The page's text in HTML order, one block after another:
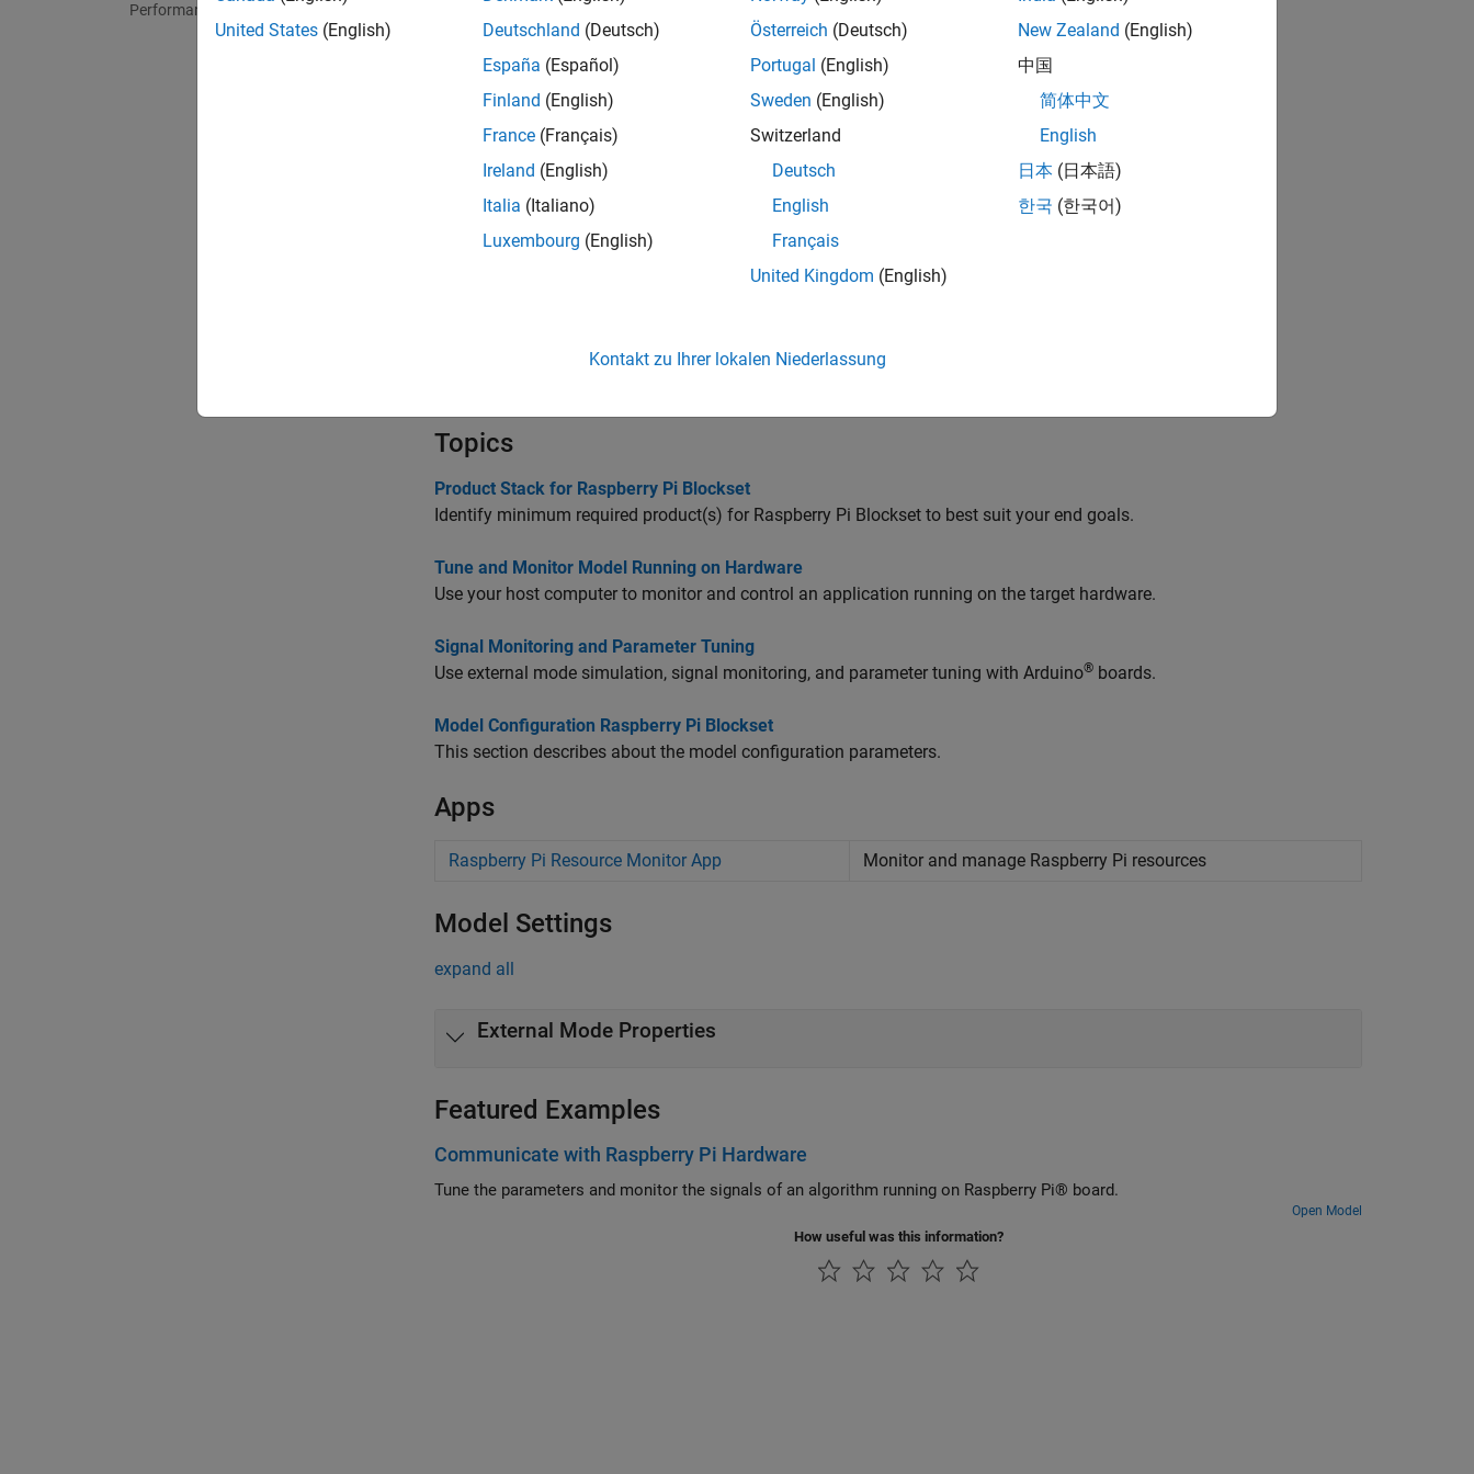
Performance
Topics
Product Stack for Raspberry Pi Blockset
Identify minimum required product(s) for Raspberry Pi Blockset to best suit your end goals.
Tune and Monitor Model Running on Hardware
Use your host computer to monitor and control an application running on the target hardware.
Signal Monitoring and Parameter Tuning
Use external mode simulation, signal monitoring, and parameter tuning with Arduino® boards.
Model Configuration Raspberry Pi Blockset
This section describes about the model configuration parameters.
Apps
Raspberry Pi Resource Monitor App Monitor and manage Raspberry Pi resources
Model Settings
expand all
External Mode Properties
Featured Examples
Communicate with Raspberry Pi Hardware
Tune the parameters and monitor the signals of an algorithm running on Raspberry Pi® board.
Open Model
How useful was this information?
United States (English)
Deutschland (Deutsch)
España (Español)
Finland (English)
France (Français)
Ireland (English)
Italia (Italiano)
Luxembourg (English)
Österreich (Deutsch)
Portugal (English)
Sweden (English)
Switzerland
Deutsch
English
Français
United Kingdom (English)
New Zealand (English)
中国
简体中文
English
日本 (日本語)
한국 (한국어)
Kontakt zu Ihrer lokalen Niederlassung